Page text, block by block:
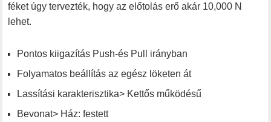
féket úgy tervezték, hogy az előtolás erő akár 10,000 N
lehet.
Pontos kiigazítás Push-és Pull irányban
Folyamatos beállítás az egész löketen át
Lassítási karakterisztika> Kettős működésű
Bevonat> Ház: festett